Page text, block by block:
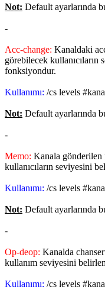
Not: Default ayarlarında
-
Acc-change: Kanaldaki
görebilecek
fonksiyondur.
Kullanımı: /cs levels
Not: Default ayarlarında
-
Memo: Kanala gönderilen
kullanıcıların seviyesini
Kullanımı: /cs levels
Not: Default ayarlarında
-
Op-deop: Kanalda
kullanım seviyesini
Kullanımı: /cs levels